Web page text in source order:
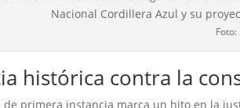
Foto:
histórica contra la
de primera instancia marca un hito en la